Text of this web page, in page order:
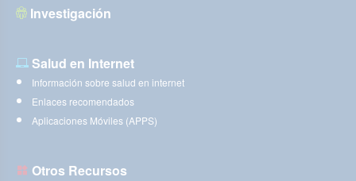
Investigación
Salud en Internet
Información sobre salud en internet
Enlaces recomendados
Aplicaciones Móviles (APPS)
Otros Recursos